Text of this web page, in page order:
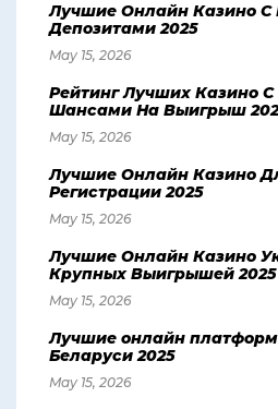
Лучшие Онлайн Казино
Депозитами 2025
May 15, 2026
Рейтинг Лучших Казино
Шансами На Выигрыш
May 15, 2026
Лучшие Онлайн Казино
Регистрации 2025
May 15, 2026
Лучшие Онлайн Казино
Крупных Выигрышей 2025
May 15, 2026
Лучшие онлайн
Беларуси 2025
May 15, 2026